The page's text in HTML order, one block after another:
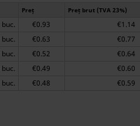
Preț Preț brut (TVA 23%)
1 buc. €0.93
€1.14
20 buc.
€0.63
€0.77
70 buc.
€0.52
€0.64
200 buc.
€0.49
€0.60
500 buc.
€0.48 €0.59